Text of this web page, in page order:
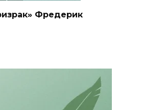
Фредерик